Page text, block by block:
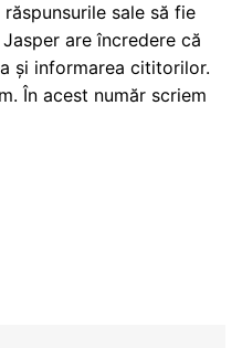
sale să fie
are încredere că
și informarea cititorilor.
În acest număr scriem